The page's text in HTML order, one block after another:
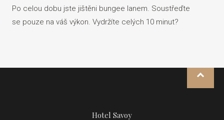
Po celou dobu jste jištěni bungee lanem. Soustřeďte
se pouze na váš výkon. Vydržíte celých 10 minut?
Hotel Savoy